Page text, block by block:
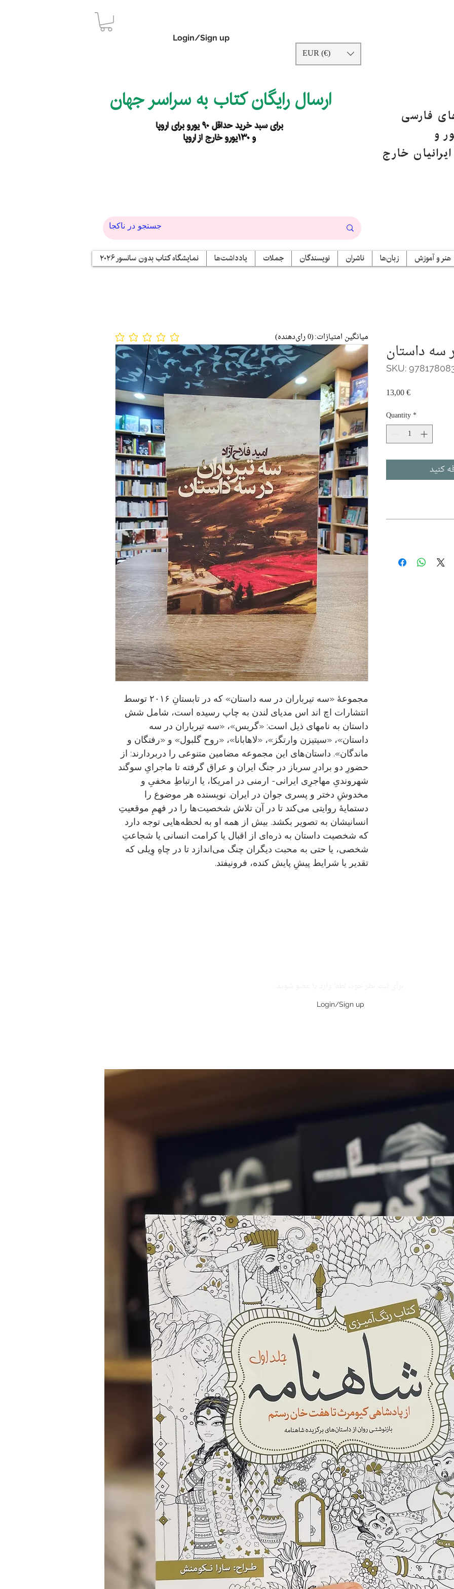
Login/Sign up
EUR (€)
ارسال رایگان کتاب به سراسر جهان
برای سبد خرید حداقل ۹۰ یورو برای اروپا
و ۱۳۰یورو خارج از اروپا
فارسی
و
خارج
هنر و آموزش زبان‌ها ناشران نویسندگان جملات یادداشت‌ها نمایشگاه کتاب بدون سانسور ۲۰۲۶
مجموعۀ «سه تیرباران در سه داستان» که در تابستانِ ۲۰۱۶ توسط
انتشارات اچ اند اس مدیای لندن به چاپ رسیده است، شامل شش
داستان به نام‎های ذیل است: «گریس»، «سه تیرباران در سه
داستان»‌، «سیتیزن وارتگز»، «لاهابانا»، «روح گلبول» و «رفتگان و
ماندگان». داستان‌های این مجموعه مضامین متنوعی را دربردارند: از
حضورِ دو برادرِ سرباز در جنگ ایران و عراق گرفته تا ماجرایِ سوگند
شهروندیِ مهاجرِی ایرانی- ارمنی‌ در امریکا، یا ارتباطِ مخفیِ و
مخدوشِ دختر و پسری جوان در ایران. نویسنده هر موضوع را
دستمایۀ روایتی می‌کند تا در آن تلاش شخصیت‌ها را در فهمِ موقعیتِ
انسانی‎شان به تصویر بکشد. بیش از همه او به لحظه‌هایی توجه دارد
که شخصیت داستان به ذره‌ای از اقبال یا کرامت انسانی یا شجاعتِ
شخصی، یا حتی به محبت دیگران چنگ می‌اندازد تا در چاهِ‌ وِیلی که
تقدیر یا شرایط پیشِ پایش کنده،‌ فرونیفتد.
سه داستان
SKU:
13,00 €Price
Quantity*
کنید
No ratings yet میانگین امتیازات:(0 رای‌دهنده)
Login/Sign up